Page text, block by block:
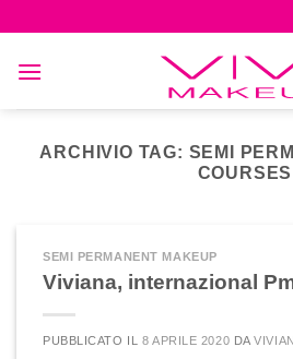
content
ARCHIVIO TAG: SEMI
COURSES
SEMI PERMANENT MAKEUP
Viviana, internazional
PUBBLICATO IL 8 APRILE 2020 DA